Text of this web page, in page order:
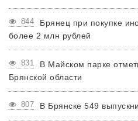
844
Брянец при покупке
более 2 млн рублей
831
В Майском парке
Брянской области
807 В Брянске 549